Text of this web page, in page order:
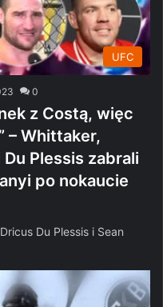
UFC
0
z Costą, więc
– Whittaker,
Plessis zabrali
po nokaucie
Du Plessis i Sean